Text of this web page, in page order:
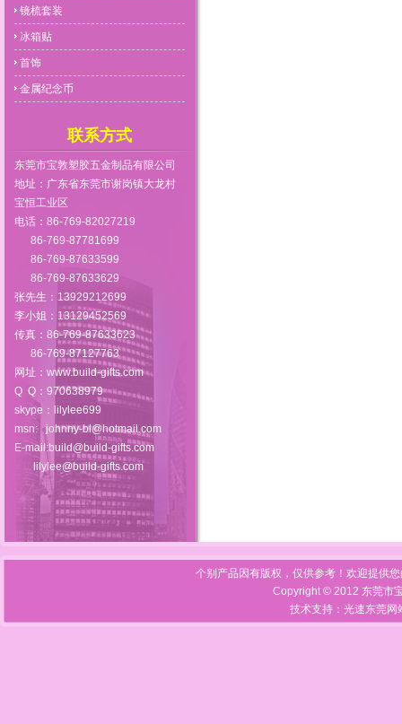
镜梳套装
冰箱贴
首饰
金属纪念币
联系方式
东莞市宝敦塑胶五金制品有限公司
地址：广东省东莞市谢岗镇大龙村
宝恒工业区
电话：86-769-82027219
86-769-87781699
86-769-87633599
86-769-87633629
张先生：13929212699
李小姐：13129452569
传真：86-769-87633623
86-769-87127763
网址： www.build-gifts.com
Q Q：970638979
skype：lilylee699
msn:johnny-bl@hotmail.com
E-mail:build@build-gifts.com
lilylee@build-gifts.com
个别产品因有版权，仅供参考！欢迎提供
Copyright © 2012 东莞市
技术支持：光速东莞网